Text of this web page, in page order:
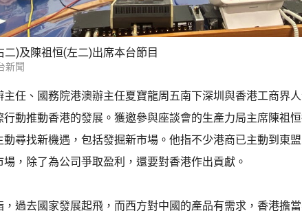
二)及陳祖恒(左二)出席本台節目
新聞
主任、國務院港澳辦主任夏寶龍周五南下深圳與香港工商界
行動推動香港的發展。獲邀參與座談會的生產力局主席陳祖
動尋找新機遇，包括發掘新市場。他指不少港商已主動到東
場，除了為公司爭取盈利，還要對香港作出貢獻。
，過去國家發展起飛，而西方對中國的產品有需求，香港擔